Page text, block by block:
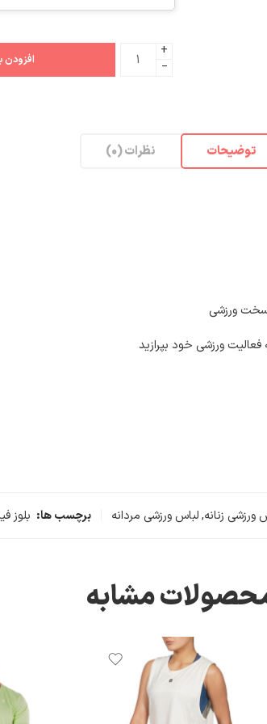
+
−
افزودن
توضیحات نظرات (0)
ورزشی خود بپرازید
ورزشی زنانه,لباس ورزشی مردانه برچسب ها: بلوز
مشابه